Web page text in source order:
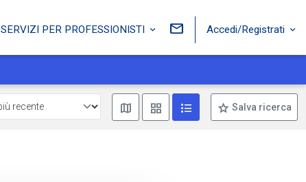
SERVIZI PER PROFESSIONISTI Accedi/Registrati
Mostra mappaMostra come box
Mostra come lista
Salva ricerca